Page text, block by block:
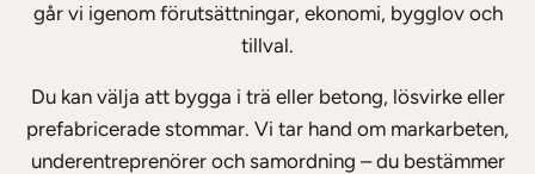
går vi igenom förutsättningar, ekonomi, bygglov och
tillval.
Du kan välja att bygga i trä eller betong, lösvirke eller
prefabricerade stommar. Vi tar hand om markarbeten,
underentreprenörer och samordning – du bestämmer